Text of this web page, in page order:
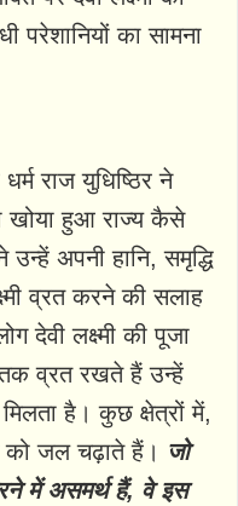
परेशानियों का सामना
राज युधिष्ठिर ने
खोया हुआ राज्य कैसे
अपनी हानि, समृद्धि
व्रत करने की सलाह
देवी लक्ष्मी की पूजा
व्रत रखते हैं उन्हें
है। कुछ क्षेत्रों में,
को जल चढ़ाते हैं। जो
में असमर्थ हैं, वे इस